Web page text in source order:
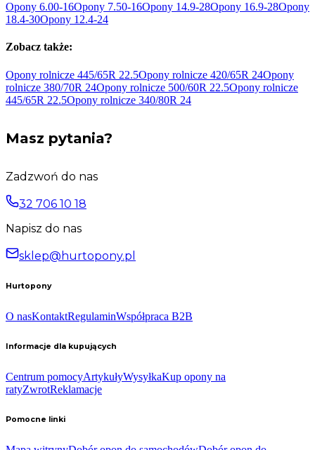
Opony 6.00-16Opony 7.50-16Opony 14.9-28Opony 16.9-28Opony
18.4-30Opony 12.4-24
Zobacz także:
Opony rolnicze 445/65R 22.5Opony rolnicze 420/65R 24Opony
rolnicze 380/70R 24Opony rolnicze 500/60R 22.5Opony rolnicze
445/65R 22.5Opony rolnicze 340/80R 24
Masz pytania?
Zadzwoń do nas
32 706 10 18
Napisz do nas
sklep@hurtopony.pl
Hurtopony
O nasKontaktRegulaminWspółpraca B2B
Informacje dla kupujących
Centrum pomocyArtykułyWysyłkaKup opony na
ratyZwrotReklamacje
Pomocne linki